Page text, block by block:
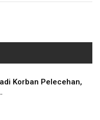
Korban Pelecehan,